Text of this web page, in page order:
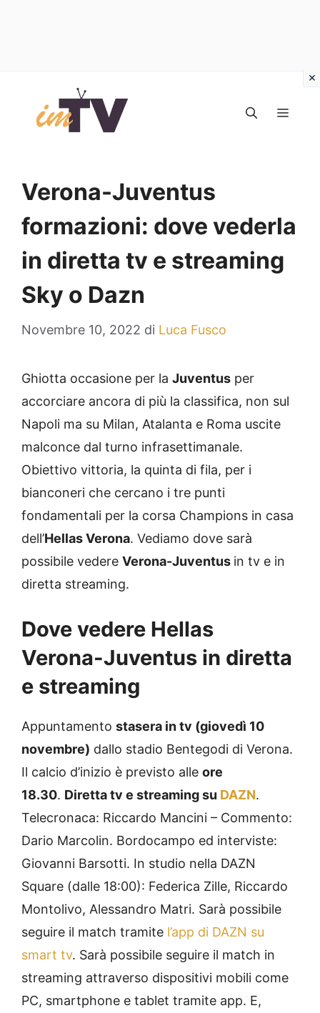
contenuto
Verona-Juventus
formazioni: dove vederla
in diretta tv e streaming
Sky o Dazn
Novembre 10, 2022 di Luca Fusco
Ghiotta occasione per la Juventus per
accorciare ancora di più la classifica, non sul
Napoli ma su Milan, Atalanta e Roma uscite
malconce dal turno infrasettimanale.
Obiettivo vittoria, la quinta di fila, per i
bianconeri che cercano i tre punti
fondamentali per la corsa Champions in casa
dell’Hellas Verona. Vediamo dove sarà
possibile vedere Verona-Juventus in tv e in
diretta streaming.
Dove vedere Hellas
Verona-Juventus in diretta
e streaming
Appuntamento stasera in tv (giovedì 10
novembre) dallo stadio Bentegodi di Verona.
Il calcio d’inizio è previsto alle ore
18.30. Diretta tv e streaming su DAZN.
Telecronaca: Riccardo Mancini – Commento:
Dario Marcolin. Bordocampo ed interviste:
Giovanni Barsotti. In studio nella DAZN
Square (dalle 18:00): Federica Zille, Riccardo
Montolivo, Alessandro Matri. Sarà possibile
seguire il match tramite l’app di DAZN su
smart tv. Sarà possibile seguire il match in
streaming attraverso dispositivi mobili come
PC, smartphone e tablet tramite app. E,